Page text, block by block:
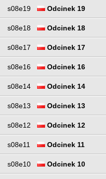
s08e19 Odcinek 19
s08e18 Odcinek 18
s08e17 Odcinek 17
s08e16 Odcinek 16
s08e14 Odcinek 14
s08e13 Odcinek 13
s08e12 Odcinek 12
s08e11 Odcinek 11
s08e10 Odcinek 10